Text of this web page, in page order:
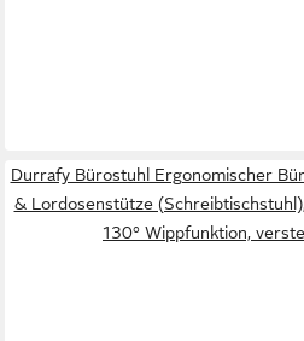
Durrafy Bürostuhl Ergonomischer
& Lordosenstütze
130° Wippfunktion,